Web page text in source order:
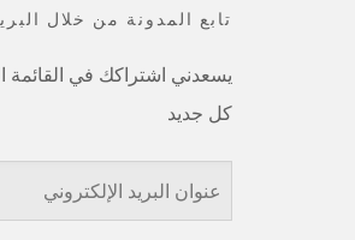
تابع المدونة من خلال
يسعدني اشتراكك في القائمة
كل جديد
عنوان
البريد